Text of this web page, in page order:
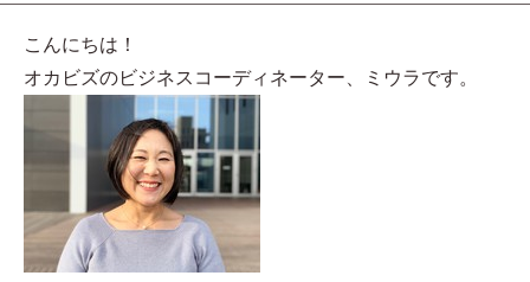
こんにちは！
オカビズのビジネスコーディネーター、ミウラです。